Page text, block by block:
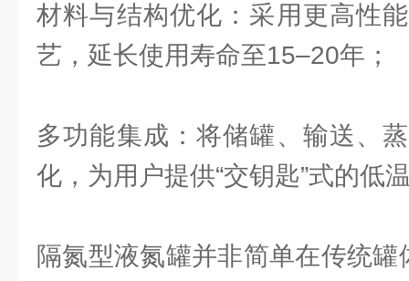
材料与结构优化：采用更高性
艺，延长使用寿命至15–20年；
多功能集成：将储罐、输送、
化，为用户提供“交钥匙”式的低
隔氮型液氮罐并非简单在传统罐